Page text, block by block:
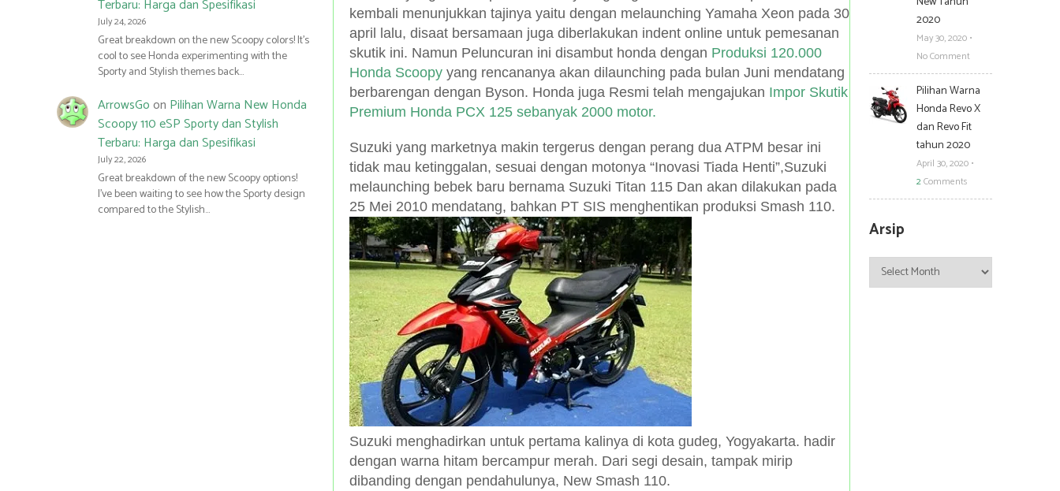
2020
May 30, 2020 •
No Comment
Pilihan Warna
Honda Revo X
dan Revo Fit
tahun 2020
April 30, 2020 •
2Comments
Arsip
Arsip
kembali menunjukkan tajinya yaitu dengan melaunching Yamaha Xeon pada 30
april lalu, disaat bersamaan juga diberlakukan indent online untuk pemesanan
skutik ini. Namun Peluncuran ini disambut honda dengan Produksi 120.000
Honda Scoopy yang rencananya akan dilaunching pada bulan Juni mendatang
berbarengan dengan Byson. Honda juga Resmi telah mengajukan Impor Skutik
Premium Honda PCX 125 sebanyak 2000 motor.
Suzuki yang marketnya makin tergerus dengan perang dua ATPM besar ini
tidak mau ketinggalan, sesuai dengan motonya “Inovasi Tiada Henti”,Suzuki
melaunching bebek baru bernama Suzuki Titan 115 Dan akan dilakukan pada
25 Mei 2010 mendatang, bahkan PT SIS menghentikan produksi Smash 110.
Suzuki menghadirkan untuk pertama kalinya di kota gudeg, Yogyakarta. hadir
dengan warna hitam bercampur merah. Dari segi desain, tampak mirip
dibanding dengan pendahulunya, New Smash 110.
Terbaru: Harga dan Spesifikasi
July 24, 2026
Great breakdown on the new Scoopy colors! It’s
cool to see Honda experimenting with the
Sporty and Stylish themes back…
ArrowsGoon Pilihan Warna New Honda
Scoopy 110 eSP Sporty dan Stylish
Terbaru: Harga dan Spesifikasi
July 22, 2026
Great breakdown of the new Scoopy options!
I’ve been waiting to see how the Sporty design
compared to the Stylish…